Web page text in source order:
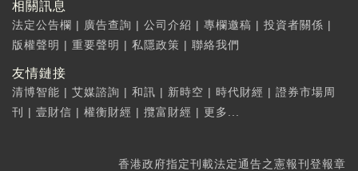
相關訊息
法定公告欄 | 廣告查詢 | 公司介紹 | 專欄邀稿 | 投資者關係 |
版權聲明 | 重要聲明 | 私隱政策 | 聯絡我們
友情鏈接
清博智能 | 艾媒諮詢 | 和訊 | 新時空 | 時代財經 | 證券市場周
刊
| 壹財信 | 權衡財經 | 攬富財經 | 更多...
香港政府指定刊載法定通告之憲報刊登報章